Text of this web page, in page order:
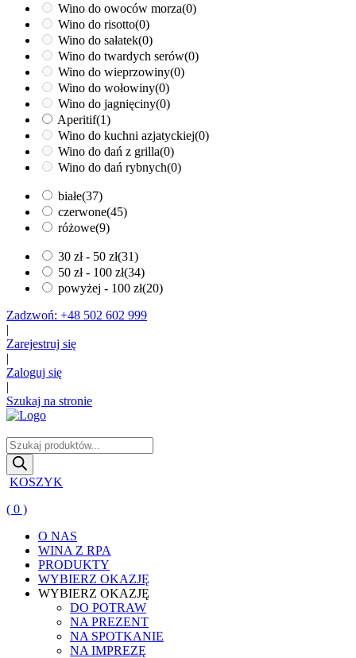
Wino do owoców morza(0)
Wino do risotto(0)
Wino do sałatek(0)
Wino do twardych serów(0)
Wino do wieprzowiny(0)
Wino do wołowiny(0)
Wino do jagnięciny(0)
Aperitif(1)
Wino do kuchni azjatyckiej(0)
Wino do dań z grilla(0)
Wino do dań rybnych(0)
białe(37)
czerwone(45)
różowe(9)
30 zł - 50 zł(31)
50 zł - 100 zł(34)
powyżej - 100 zł(20)
Zadzwoń: +48 502 602 999
|
Zarejestruj się
|
Zaloguj się
|
Szukaj na stronie
Wyszukiwarka
produktów
KOSZYK
( 0 )
O NAS
WINA Z RPA
PRODUKTY
WYBIERZ OKAZJĘ
WYBIERZ OKAZJĘ
DO POTRAW
NA PREZENT
NA SPOTKANIE
NA IMPREZĘ